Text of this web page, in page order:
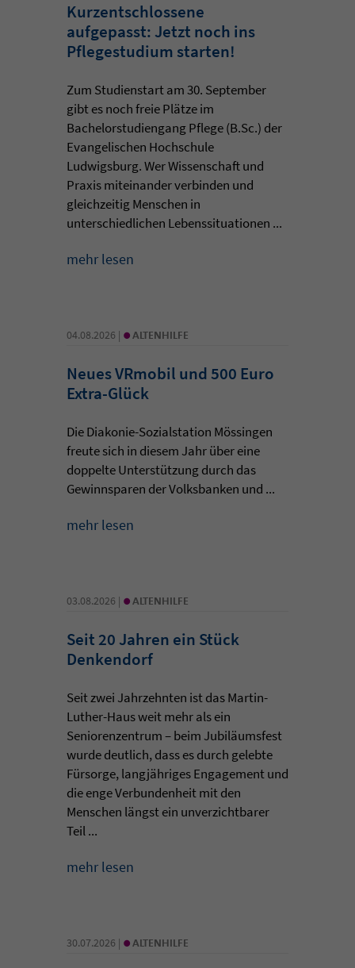
Kurzentschlossene
aufgepasst: Jetzt noch ins
Pflegestudium starten!
Zum Studienstart am 30. September
gibt es noch freie Plätze im
Bachelorstudiengang Pflege (B.Sc.) der
Evangelischen Hochschule
Ludwigsburg. Wer Wissenschaft und
Praxis miteinander verbinden und
gleichzeitig Menschen in
unterschiedlichen Lebenssituationen ...
mehr lesen
04.08.2026 | • ALTENHILFE
Neues VRmobil und 500 Euro
Extra-Glück
Die Diakonie-Sozialstation Mössingen
freute sich in diesem Jahr über eine
doppelte Unterstützung durch das
Gewinnsparen der Volksbanken und ...
mehr lesen
03.08.2026 | • ALTENHILFE
Seit 20 Jahren ein Stück
Denkendorf
Seit zwei Jahrzehnten ist das Martin-
Luther-Haus weit mehr als ein
Seniorenzentrum – beim Jubiläumsfest
wurde deutlich, dass es durch gelebte
Fürsorge, langjähriges Engagement und
die enge Verbundenheit mit den
Menschen längst ein unverzichtbarer
Teil ...
mehr lesen
30.07.2026 | • ALTENHILFE